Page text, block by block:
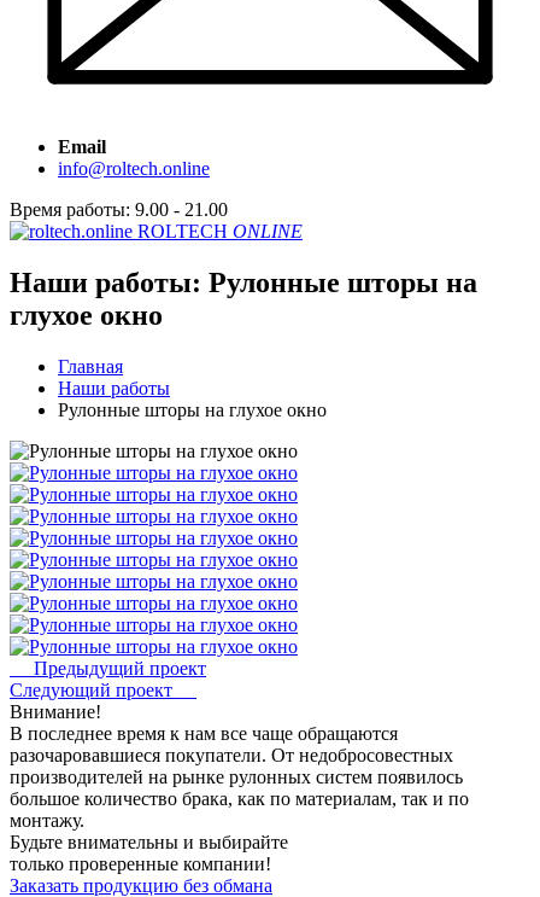
Email
info@roltech.online
Время работы: 9.00 - 21.00
ROLTECH ONLINE
Наши работы: Рулонные шторы на
глухое окно
Главная
Наши работы
Рулонные шторы на глухое окно
Предыдущий проект
Следующий проект
Внимание!
В последнее время к нам все чаще обращаются
разочаровавшиеся покупатели. От недобросовестных
производителей на рынке рулонных систем появилось
большое количество брака, как по материалам, так и по
монтажу.
Будьте внимательны и выбирайте
только проверенные компании!
Заказать продукцию без обмана